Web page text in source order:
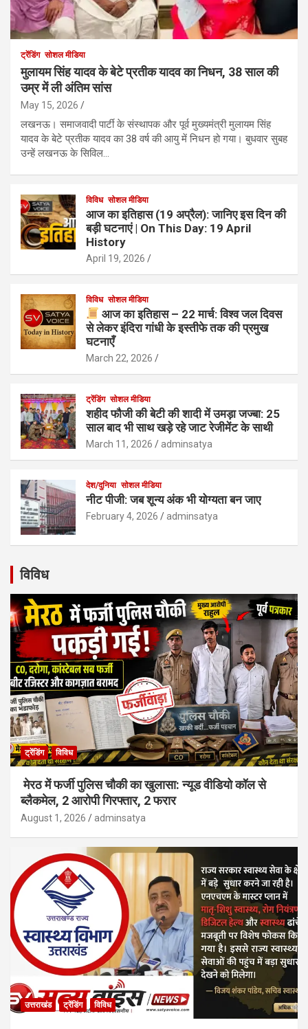
ट्रेंडिंग सोशल मीडिया
मुलायम सिंह यादव के बेटे प्रतीक यादव का निधन, 38 साल की
उम्र में ली अंतिम सांस
May 15, 2026
लखनऊ। समाजवादी पार्टी के संस्थापक और पूर्व मुख्यमंत्री मुलायम सिंह
यादव के बेटे प्रतीक यादव का 38 वर्ष की आयु में निधन हो गया। बुधवार सुबह
उन्हें लखनऊ के सिविल…
विविध सोशल मीडिया
आज का इतिहास (19 अप्रैल): जानिए इस दिन की
बड़ी घटनाएं | On This Day: 19 April
History
April 19, 2026
विविध सोशल मीडिया
आज का इतिहास – 22 मार्च: विश्व जल दिवस
से लेकर इंदिरा गांधी के इस्तीफे तक की प्रमुख
घटनाएँ
March 22, 2026
ट्रेंडिंग सोशल मीडिया
शहीद फौजी की बेटी की शादी में उमड़ा जज्बा: 25
साल बाद भी साथ खड़े रहे जाट रेजीमेंट के साथी
March 11, 2026 adminsatya
देश/दुनिया सोशल मीडिया
नीट पीजी: जब शून्य अंक भी योग्यता बन जाए
February 4, 2026 adminsatya
विविध
ट्रेंडिंग विविध
मेरठ में फर्जी पुलिस चौकी का खुलासा: न्यूड वीडियो कॉल से
ब्लैकमेल, 2 आरोपी गिरफ्तार, 2 फरार
August 1, 2026 adminsatya
उत्तराखंड ट्रेंडिंग विविध